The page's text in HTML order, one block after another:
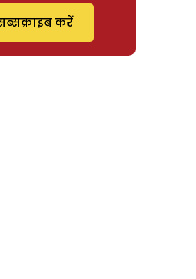
करें